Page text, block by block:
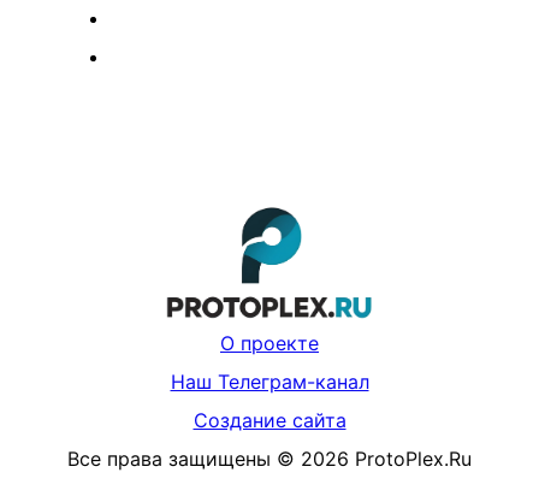
О проекте
Наш Телеграм-канал
Создание сайта
Все права защищены © 2026 ProtoPlex.Ru